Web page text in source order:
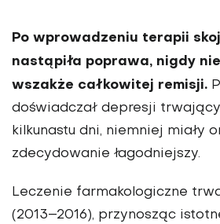
Po wprowadzeniu terapii
nastąpiła poprawa, nigdy
wszakże całkowitej remisji.
doświadczał depresji
kilku­nastu dni, niemniej miały
zdecydowanie łagodniejszy.
Leczenie farmakologiczne
(2013–2016), przynosząc